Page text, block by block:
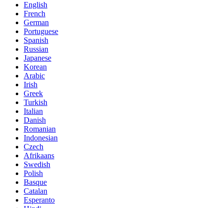
English
French
German
Portuguese
Spanish
Russian
Japanese
Korean
Arabic
Irish
Greek
Turkish
Italian
Danish
Romanian
Indonesian
Czech
Afrikaans
Swedish
Polish
Basque
Catalan
Esperanto